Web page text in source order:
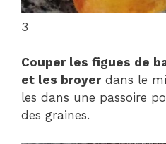
3
Couper les figues de
et les broyerdans le
les dans une passoire
des graines.